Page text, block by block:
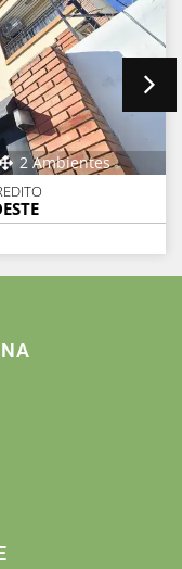
2 Ambientes